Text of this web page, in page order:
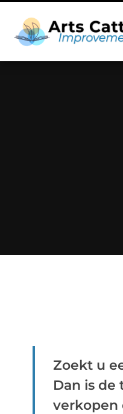
Zoekt u
Dan is de
verkopen